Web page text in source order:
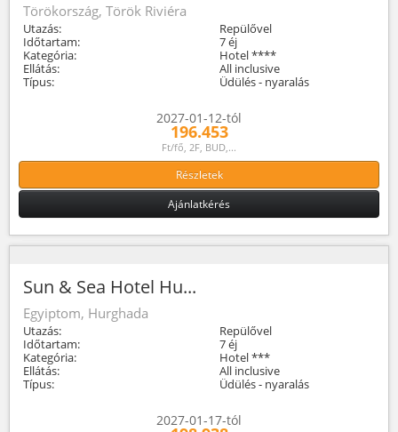
Törökország, Török Riviéra
Utazás:
Repülővel
Időtartam:
7 éj
Kategória:
Hotel ****
Ellátás:
All inclusive
Típus:
Üdülés - nyaralás
2027-01-12-tól
196.453
Ft/fő, 2F, BUD,...
Részletek
Ajánlatkérés
Sun & Sea Hotel Hu...
Egyiptom, Hurghada
Utazás:
Repülővel
Időtartam:
7 éj
Kategória:
Hotel ***
Ellátás:
All inclusive
Típus:
Üdülés - nyaralás
2027-01-17-tól